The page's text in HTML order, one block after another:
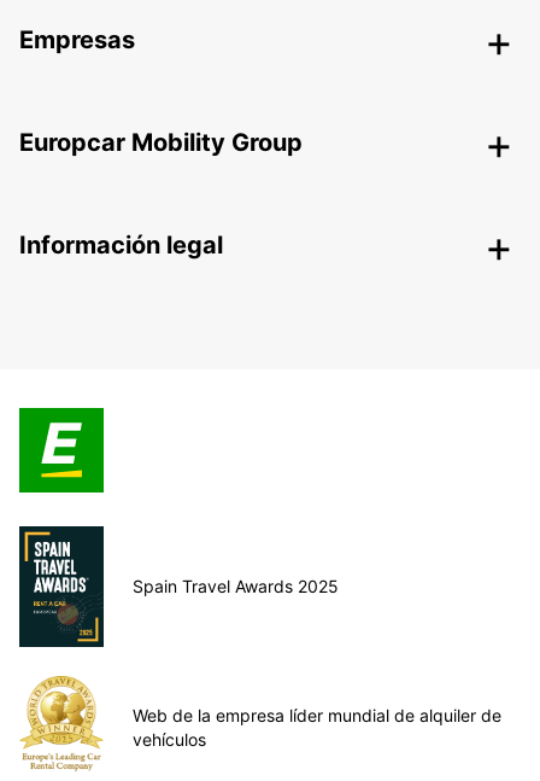
Empresas
Europcar Mobility Group
Información legal
Spain Travel Awards 2025
Web de la empresa líder mundial de alquiler de
vehículos